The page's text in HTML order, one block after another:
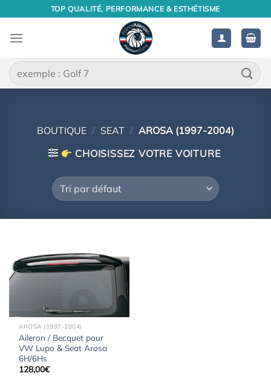
contenu
TOP QUALITÉ, PERFORMANCE & ESTHÉTISME
Recherche
pour :
BOUTIQUE / SEAT / AROSA (1997-2004)
CHOISISSEZ VOTRE VOITURE
AROSA (1997-2004)
Aileron / Becquet pour
VW Lupo & Seat Arosa
6H/6Hs
128,00€